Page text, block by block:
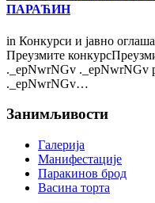
ПАРАЋИН
in Конкурси и јавно
Преузмите
._epNwrNGv ._epNwrNGv
._epNwrNGv…
Занимљивости
Галерија
Манифестације
Паракинов брод
Васина торта